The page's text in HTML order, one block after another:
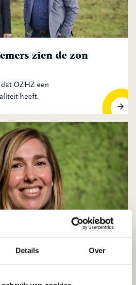
Details Over
zien de zon
OZHZ een
heeft.
vernieuwing bij